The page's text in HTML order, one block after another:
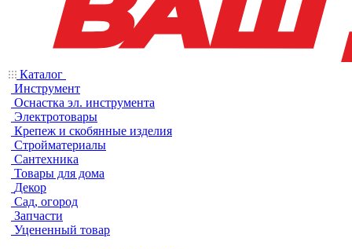
Каталог
Инструмент
Оснастка эл. инструмента
Электротовары
Крепеж и скобянные изделия
Стройматериалы
Сантехника
Товары для дома
Декор
Сад, огород
Запчасти
Уцененный товар